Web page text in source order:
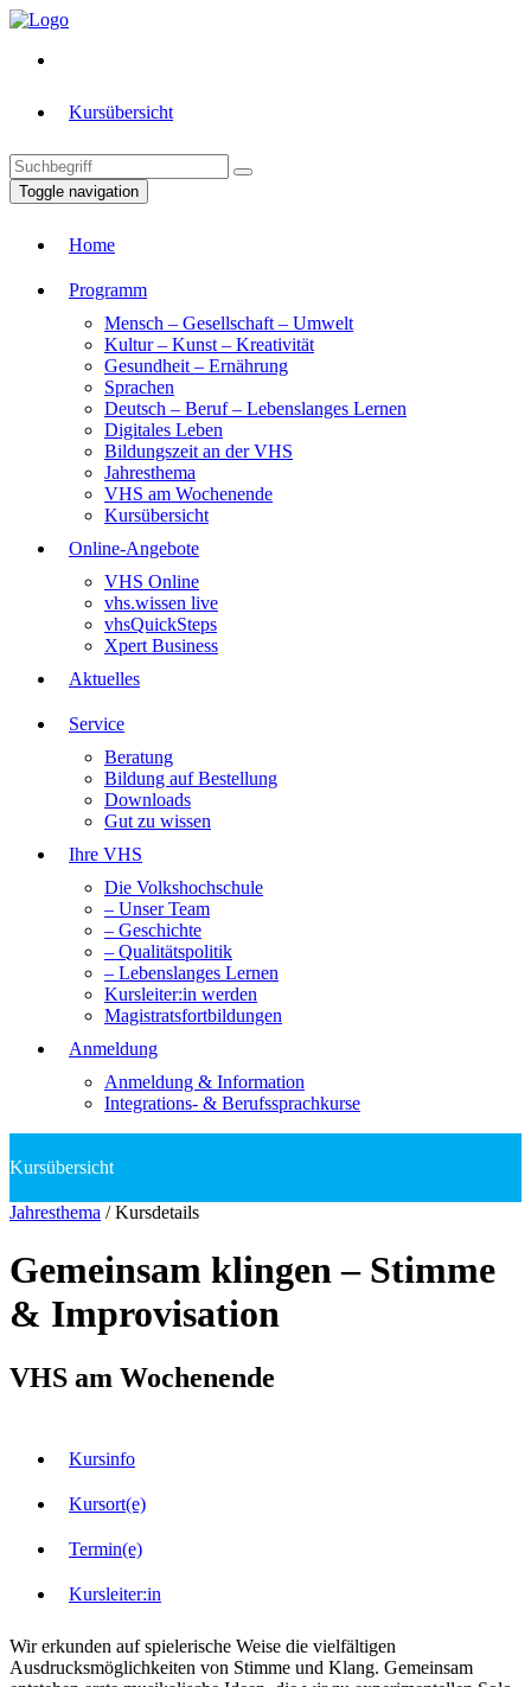
Kursübersicht
Toggle navigation
Home
Programm
Mensch – Gesellschaft – Umwelt
Kultur – Kunst – Kreativität
Gesundheit – Ernährung
Sprachen
Deutsch – Beruf – Lebenslanges Lernen
Digitales Leben
Bildungszeit an der VHS
Jahresthema
VHS am Wochenende
Kursübersicht
Online-Angebote
VHS Online
vhs.wissen live
vhsQuickSteps
Xpert Business
Aktuelles
Service
Beratung
Bildung auf Bestellung
Downloads
Gut zu wissen
Ihre VHS
Die Volkshochschule
– Unser Team
– Geschichte
– Qualitätspolitik
– Lebenslanges Lernen
Kursleiter:in werden
Magistratsfortbildungen
Anmeldung
Anmeldung & Information
Integrations- & Berufssprachkurse
Jahresthema /Kursdetails
Gemeinsam klingen – Stimme
& Improvisation
VHS am Wochenende
Kursinfo
Kursort(e)
Termin(e)
Kursleiter:in
Wir erkunden auf spielerische Weise die vielfältigen
Ausdrucksmöglichkeiten von Stimme und Klang. Gemeinsam